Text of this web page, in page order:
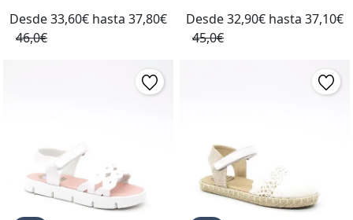
Desde 33,60€ hasta 37,80€
46,0€
Desde 32,90€ hasta 37,10€
45,0€